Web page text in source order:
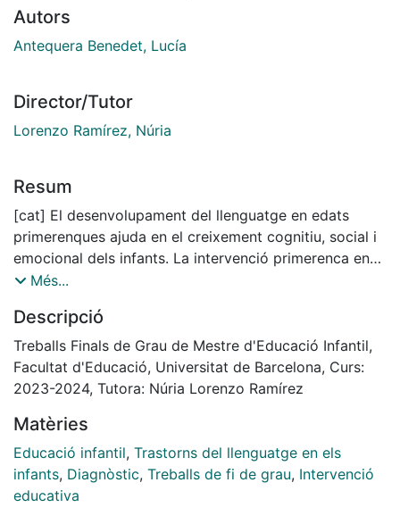
Autors
Antequera Benedet, Lucía
Director/Tutor
Lorenzo Ramírez, Núria
Resum
[cat] El desenvolupament del llenguatge en edats
primerenques ajuda en el creixement cognitiu, social i
emocional dels infants. La intervenció primerenca en
casos de retard del llenguatge és essencial per a
social de l'infant. El present treball mostra el retard del
llenguatge en l'etapa infantil, aprofundint en els
indicadors, mesures i eines d'intervenció, a través
d'una recerca exhaustiva que inclou tant una
professionals clau que intervenen en el retard del
llenguatge: logopeda, mestre d'audició i llenguatge i
educador infantil. Els perfils professionals entrevistats
dotaran d'una dosi de realitat que ajudarà a sustentar i
Més...
Descripció
Treballs Finals de Grau de Mestre d'Educació Infantil,
Facultat d'Educació, Universitat de Barcelona, Curs:
2023-2024, Tutora: Núria Lorenzo Ramírez
Matèries
Educació infantil, Trastorns del llenguatge en els
infants, Diagnòstic, Treballs de fi de grau, Intervenció
educativa